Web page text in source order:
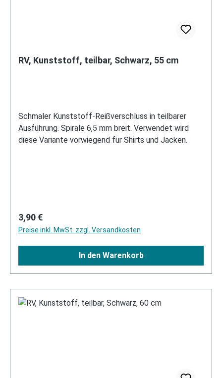
RV, Kunststoff, teilbar, Schwarz, 55 cm
Schmaler Kunststoff-Reißverschluss in teilbarer
Ausführung. Spirale 6,5 mm breit. Verwendet wird
diese Variante vorwiegend für Shirts und Jacken.
Regulärer Preis:
3,90 €
Preise inkl. MwSt. zzgl. Versandkosten
In den Warenkorb